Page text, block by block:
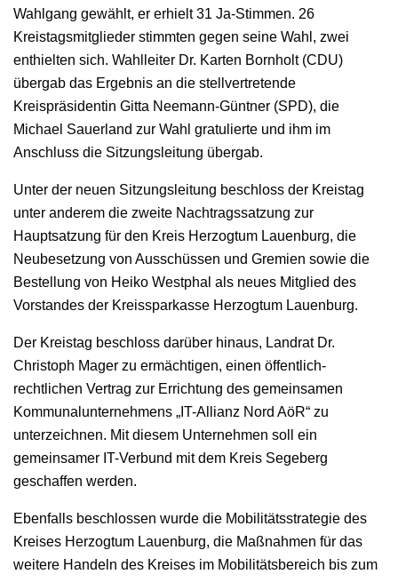
Wahlgang gewählt, er erhielt 31 Ja-Stimmen. 26
Kreistagsmitglieder stimmten gegen seine Wahl, zwei
enthielten sich. Wahlleiter Dr. Karten Bornholt (CDU)
übergab das Ergebnis an die stellvertretende
Kreispräsidentin Gitta Neemann-Güntner (SPD), die
Michael Sauerland zur Wahl gratulierte und ihm im
Anschluss die Sitzungsleitung übergab.
Unter der neuen Sitzungsleitung beschloss der Kreistag
unter anderem die zweite Nachtragssatzung zur
Hauptsatzung für den Kreis Herzogtum Lauenburg, die
Neubesetzung von Ausschüssen und Gremien sowie die
Bestellung von Heiko Westphal als neues Mitglied des
Vorstandes der Kreissparkasse Herzogtum Lauenburg.
Der Kreistag beschloss darüber hinaus, Landrat Dr.
Christoph Mager zu ermächtigen, einen öffentlich-
rechtlichen Vertrag zur Errichtung des gemeinsamen
Kommunalunternehmens „IT-Allianz Nord AöR“ zu
unterzeichnen. Mit diesem Unternehmen soll ein
gemeinsamer IT-Verbund mit dem Kreis Segeberg
geschaffen werden.
Ebenfalls beschlossen wurde die Mobilitätsstrategie des
Kreises Herzogtum Lauenburg, die Maßnahmen für das
weitere Handeln des Kreises im Mobilitätsbereich bis zum